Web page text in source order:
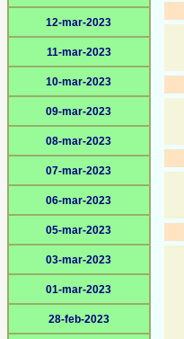
12-mar-2023
11-mar-2023
10-mar-2023
09-mar-2023
08-mar-2023
07-mar-2023
06-mar-2023
05-mar-2023
03-mar-2023
01-mar-2023
28-feb-2023